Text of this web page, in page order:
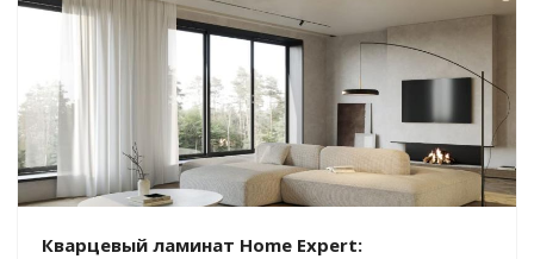
Кварцевый ламинат Home Expert: